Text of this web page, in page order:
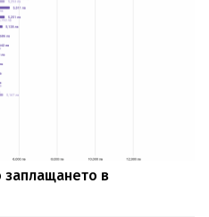
заплащането в